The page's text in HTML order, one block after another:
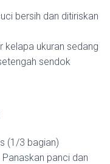
bersih dan ditiriskan
kelapa ukuran sedang
sendok
(1/3 bagian)
panci dan